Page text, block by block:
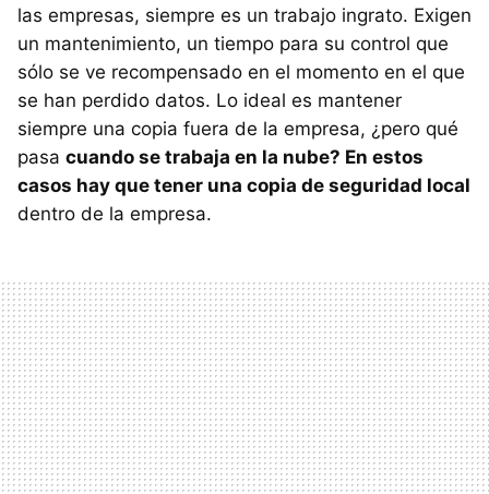
las empresas, siempre es un trabajo ingrato. Exigen
un mantenimiento, un tiempo para su control que
sólo se ve recompensado en el momento en el que
se han perdido datos. Lo ideal es mantener
siempre una copia fuera de la empresa, ¿pero qué
pasa cuando se trabaja en la nube? En estos
casos hay que tener una copia de seguridad local
dentro de la empresa.